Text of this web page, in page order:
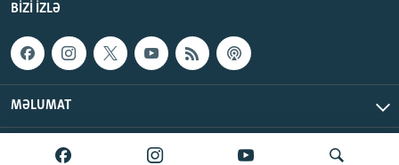
BIZI IZLƏ
MƏLUMAT
AzadlıqRadiosu © 2026 Inc. | Bütün hüquqlar qorunur